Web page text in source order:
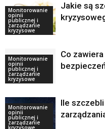
Monitorowanie
opinii
publicznej i
zarządzanie
kryzysowe
Jakie są
Monitorowanie
opinii
publicznej i
zarządzanie
kryzysowe
Co
Monitorowanie
opinii
publicznej i
zarządzanie
kryzysowe
Ile